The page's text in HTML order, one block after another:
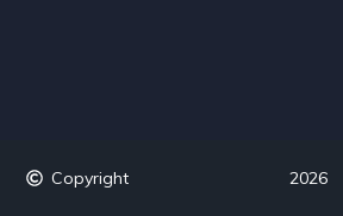
Copyright 2026